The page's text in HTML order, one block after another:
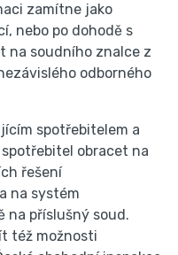
zamítne jako
nebo po dohodě s
na soudního znalce z
odborného
spotřebitelem a
obracet na
řešení
na systém
na příslušný soud.
též možnosti